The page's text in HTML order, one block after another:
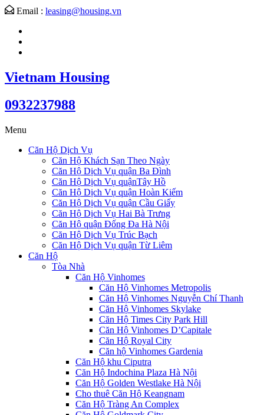
Email : leasing@housing.vn
Vietnam Housing
0932237988
Menu
Căn Hộ Dịch Vụ
Căn Hộ Khách Sạn Theo Ngày
Căn Hộ Dịch Vụ quận Ba Đình
Căn Hộ Dịch Vụ quậnTây Hồ
Căn Hộ Dịch Vụ quận Hoàn Kiếm
Căn Hộ Dịch Vụ quận Cầu Giấy
Căn Hộ Dịch Vụ Hai Bà Trưng
Căn Hộ quận Đống Đa Hà Nội
Căn Hộ Dịch Vụ Trúc Bạch
Căn Hộ Dịch Vụ quận Từ Liêm
Căn Hộ
Tòa Nhà
Căn Hộ Vinhomes
Căn Hộ Vinhomes Metropolis
Căn Hộ Vinhomes Nguyễn Chí Thanh
Căn Hộ Vinhomes Skylake
Căn Hộ Times City Park Hill
Căn Hộ Vinhomes D’Capitale
Căn Hộ Royal City
Căn hộ Vinhomes Gardenia
Căn Hộ khu Ciputra
Căn Hộ Indochina Plaza Hà Nội
Căn Hộ Golden Westlake Hà Nội
Cho thuê Căn Hộ Keangnam
Căn Hộ Tràng An Complex